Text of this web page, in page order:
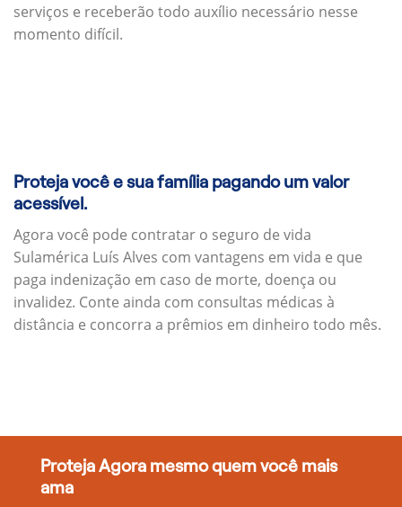
serviços e receberão todo auxílio necessário nesse
momento difícil.
Proteja você e sua família pagando um valor
acessível.
Agora você pode contratar o seguro de vida
Sulamérica Luís Alves com vantagens em vida e que
paga indenização em caso de morte, doença ou
invalidez. Conte ainda com consultas médicas à
distância e concorra a prêmios em dinheiro todo mês.
Proteja Agora mesmo quem você mais
ama